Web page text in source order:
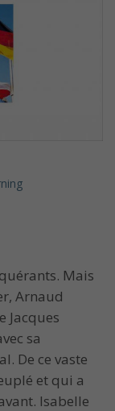
Mais
Arnaud
Jacques
sa
De ce vaste
et qui a
Isabelle